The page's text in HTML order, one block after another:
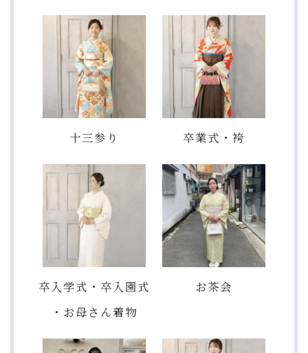
十三参り 卒業式・袴
卒入学式・卒入園式
・お母さん着物
お茶会